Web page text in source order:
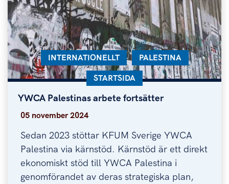
YWCA Palestinas arbete fortsätter
YWCA Palestinas arbete fortsätter
KATEGORI:
INTERNATIONELLT KATEGORI:
PALESTINA
KATEGORI:
STARTSIDA
05 november 2024
Sedan 2023 stöttar KFUM Sverige YWCA
Palestina via kärnstöd. Kärnstöd är ett direkt
ekonomiskt stöd till YWCA Palestina i
genomförandet av deras strategiska plan,